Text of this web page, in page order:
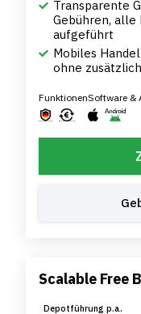
Transparente
Gebühren, alle
aufgeführt
Mobiles
ohne
FunktionenSoftware &
Scalable Free
Depotführung p.a.